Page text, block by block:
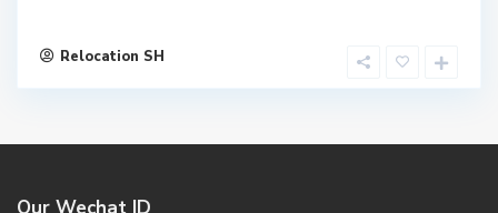
Relocation SH
Our Wechat ID